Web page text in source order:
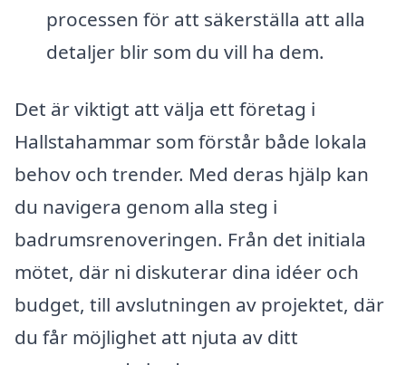
processen för att säkerställa att alla
detaljer blir som du vill ha dem.
Det är viktigt att välja ett företag i
Hallstahammar som förstår både lokala
behov och trender. Med deras hjälp kan
du navigera genom alla steg i
badrumsrenoveringen. Från det initiala
mötet, där ni diskuterar dina idéer och
budget, till avslutningen av projektet, där
du får möjlighet att njuta av ditt